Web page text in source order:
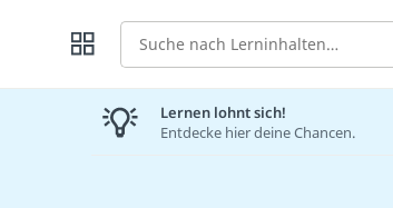
Suche
Lernen lohnt sich!
Entdecke hier deine Chancen.